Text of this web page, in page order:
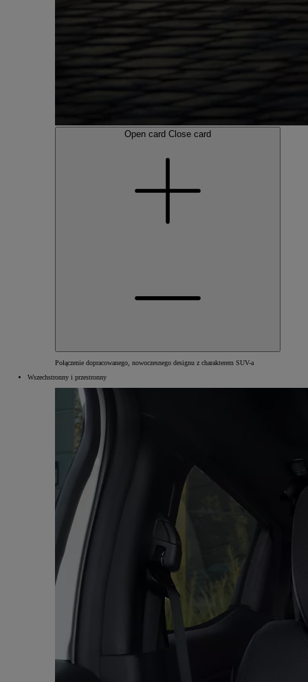
Open card Close card
Połączenie dopracowanego, nowoczesnego designu z charakterem SUV-a
Wszechstronny i przestronny